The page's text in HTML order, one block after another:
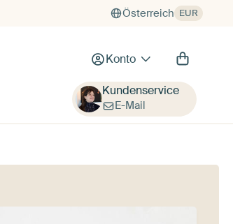
Österreich EUR
Konto
Kundenservice
E-Mail